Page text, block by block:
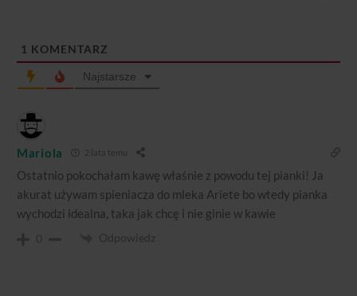
1 KOMENTARZ
Najstarsze
Mariola 2 lata temu
Ostatnio pokochałam kawę właśnie z powodu tej pianki! Ja
akurat używam spieniacza do mleka Ariete bo wtedy pianka
wychodzi idealna, taka jak chcę i nie ginie w kawie
0 Odpowiedz